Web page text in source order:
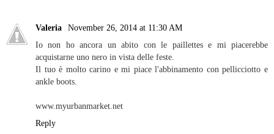
Valeria
November 26, 2014 at 11:30 AM
Io non ho ancora un abito con le paillettes e mi piacerebbe
acquistarne uno nero in vista delle feste.
Il tuo è molto carino e mi piace l'abbinamento con pellicciotto e
ankle boots.
www.myurbanmarket.net
Reply